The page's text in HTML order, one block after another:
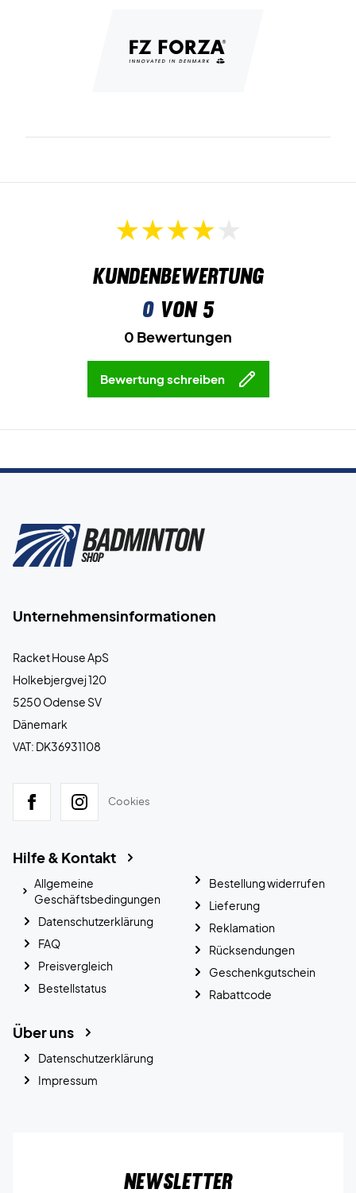
Kundenbewertung
0von 5
0 Bewertungen
Bewertung schreiben
Unternehmensinformationen
Racket House ApS
Holkebjergvej 120
5250 Odense SV
Dänemark
VAT: DK36931108
Cookies
Hilfe & Kontakt
Allgemeine
Geschäftsbedingungen
Datenschutzerklärung
FAQ
Preisvergleich
Bestellstatus
Bestellung widerrufen
Lieferung
Reklamation
Rücksendungen
Geschenkgutschein
Rabattcode
Über uns
Datenschutzerklärung
Impressum
Newsletter